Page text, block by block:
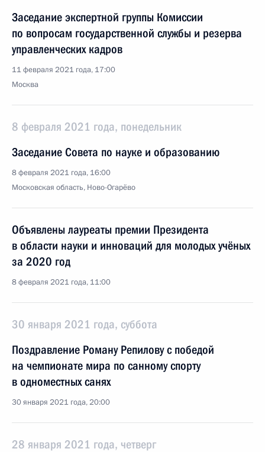
Заседание экспертной группы Комиссии
по вопросам государственной службы и резерва
управленческих кадров
11 февраля 2021 года, 17:00
Москва
8 февраля 2021 года, понедельник
Заседание Совета по науке и образованию
8 февраля 2021 года, 16:00
Московская область, Ново-Огарёво
Объявлены лауреаты премии Президента
в области науки и инноваций для молодых учёных
за 2020 год
8 февраля 2021 года, 11:00
30 января 2021 года, суббота
Поздравление Роману Репилову с победой
на чемпионате мира по санному спорту
в одноместных санях
30 января 2021 года, 20:00
28 января 2021 года, четверг